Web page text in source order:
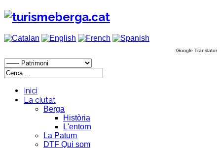
Google Translator
Inici
La ciutat
Berga
Història
L'entorn
La Patum
DTF Qui som